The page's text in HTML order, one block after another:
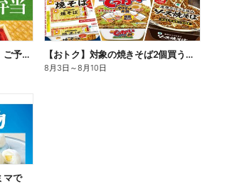
【旨さ格別、こだわり尽くし】ご予約弁当 【おトク】対象の焼きそば2個買うと100円引き!
8月3日 ～8月10日
マで